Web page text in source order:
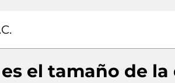
el tamaño de la